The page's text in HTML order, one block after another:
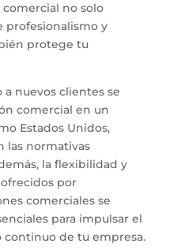
no solo
profesionalismo y
protege tu
a nuevos clientes se
comercial en un
Estados Unidos,
las normativas
la flexibilidad y
por
comerciales se
para impulsar el
de tu empresa.